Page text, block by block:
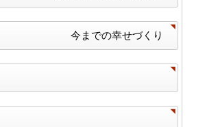
今までの幸せづくり